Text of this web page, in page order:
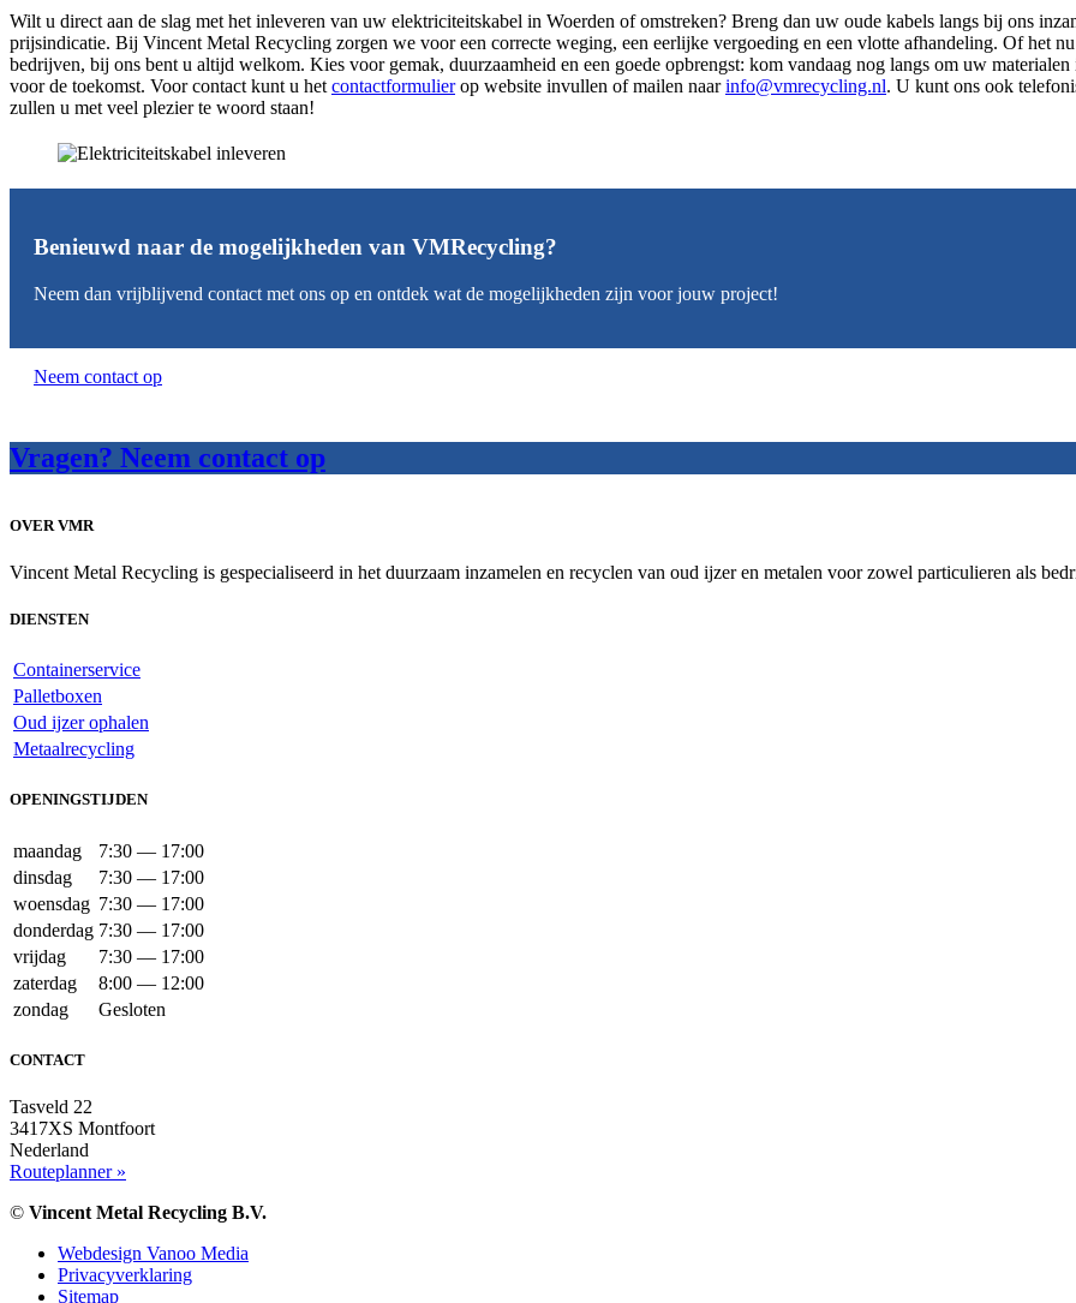
Wilt u direct aan de slag met het inleveren van uw elektriciteitskabel in Woerden of omstreken? Breng dan uw oude kabels langs bij ons
prijsindicatie. Bij Vincent Metal Recycling zorgen we voor een correcte weging, een eerlijke vergoeding en een vlotte afhandeling. Of het
bedrijven, bij ons bent u altijd welkom. Kies voor gemak, duurzaamheid en een goede opbrengst: kom vandaag nog langs om uw
voor de toekomst. Voor contact kunt u het contactformulierop website invullen of mailen naarinfo@vmrecycling.nl. U kunt ons ook
zullen u met veel plezier te woord staan!
Benieuwd naar de mogelijkheden van VMRecycling?
Neem dan vrijblijvend contact met ons op en ontdek wat de mogelijkheden zijn voor jouw project!
Neem contact op
Vragen? Neem contact op
OVER VMR
Vincent Metal Recycling is gespecialiseerd in het duurzaam inzamelen en recyclen van oud ijzer en metalen voor zowel particulieren als
DIENSTEN
Containerservice
Palletboxen
Oud ijzer ophalen
Metaalrecycling
OPENINGSTIJDEN
maandag
7:30 — 17:00
dinsdag
7:30 — 17:00
woensdag 7:30 — 17:00
donderdag 7:30 — 17:00
vrijdag
7:30 — 17:00
zaterdag
8:00 — 12:00
zondag
Gesloten
CONTACT
Tasveld 22
3417XS Montfoort
Nederland
Routeplanner »
© Vincent Metal Recycling B.V.
Webdesign Vanoo Media
Privacyverklaring
Sitemap